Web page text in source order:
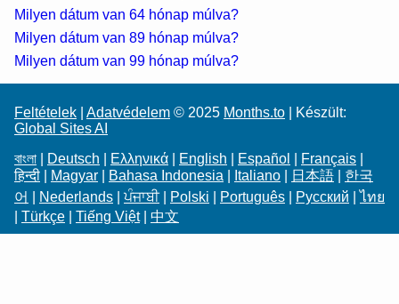
Milyen dátum van 64 hónap múlva?
Milyen dátum van 89 hónap múlva?
Milyen dátum van 99 hónap múlva?
Feltételek Adatvédelem © 2025 Months.to | Készült:
Global Sites AI
বাংলা
Deutsch Ελληνικά English Español Français
हिन्दी
Magyar Bahasa Indonesia Italiano 日本語
한국
어
Nederlands |ਪੰਜਾਬੀ| Polski Português Русский |ไทย
Türkçe Tiếng Việt| 中文